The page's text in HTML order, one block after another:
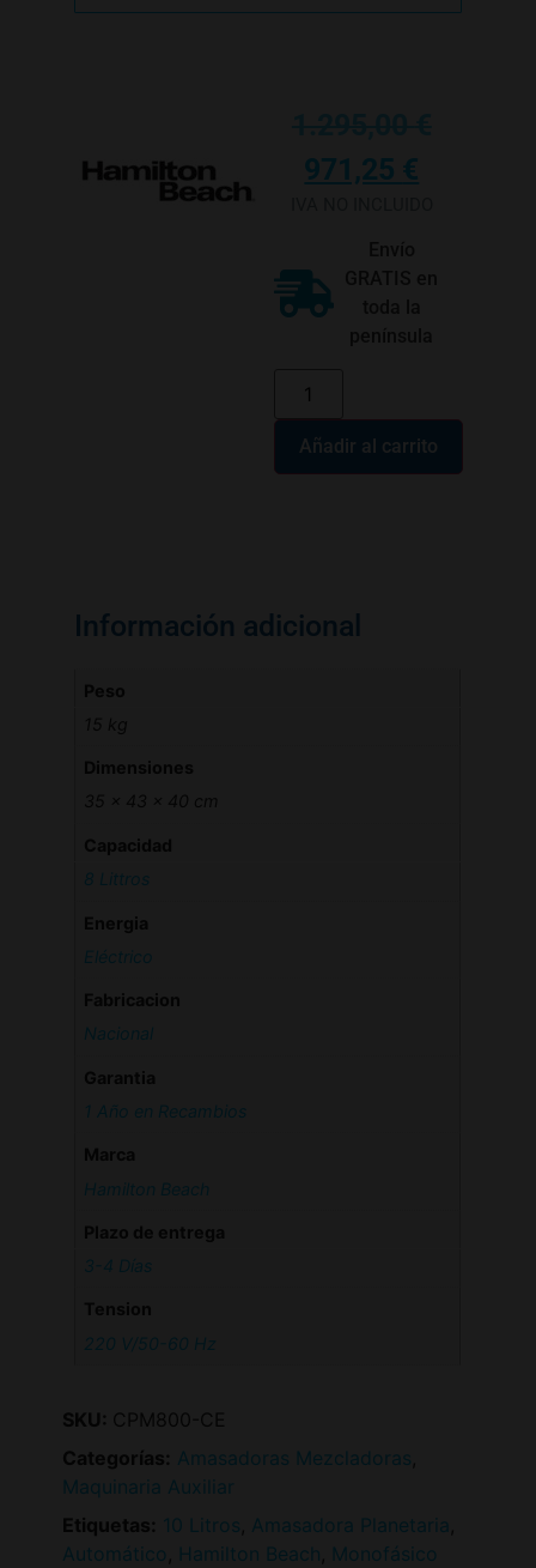
971,25 €
Añadir al carrito
Información adicional
8 Littros
Eléctrico
Nacional
1 Año en Recambios
Hamilton Beach
3-4 Días
220 V/50-60 Hz
SKU: CPM800-CE
Categorías: Amasadoras Mezcladoras,
Maquinaria Auxiliar
Etiquetas: 10 Litros, Amasadora Planetaria ,
Automático , Hamilton Beach, Monofásico